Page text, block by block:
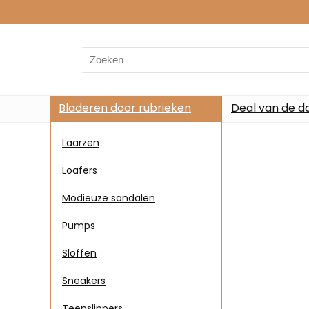
Bladeren door rubrieken
Laarzen
Loafers
Modieuze sandalen
Pumps
Sloffen
Sneakers
Deal van de